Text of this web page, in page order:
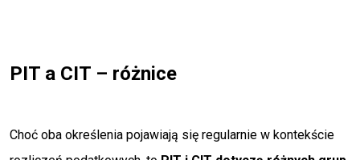
PIT a CIT – różnice
Choć oba określenia pojawiają się regularnie w kontekście